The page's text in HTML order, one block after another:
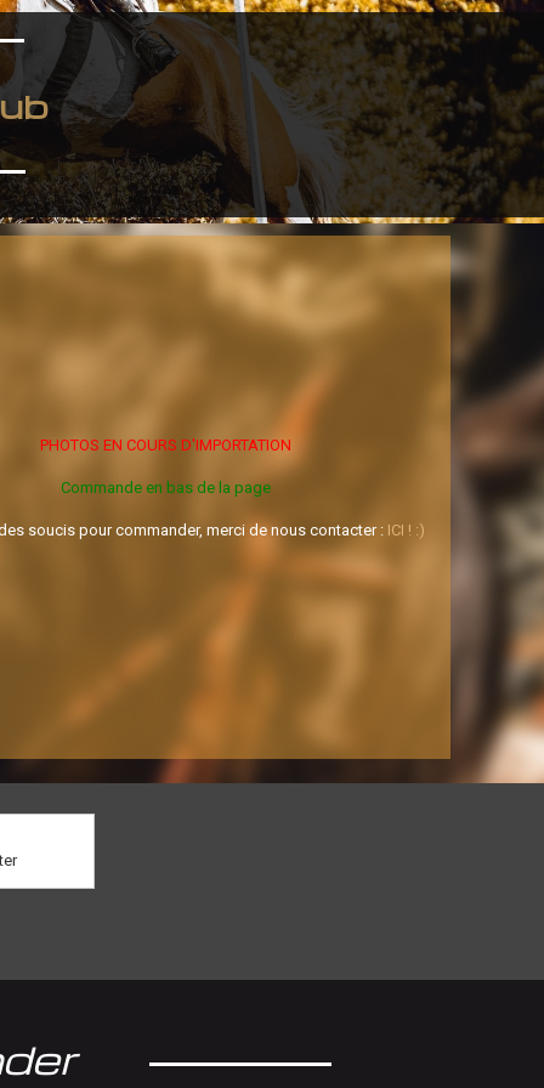
PHOTOS EN COURS D'IMPORTATION
Commande en bas de la page
soucis pour commander, merci de nous contacter : ICI ! :)